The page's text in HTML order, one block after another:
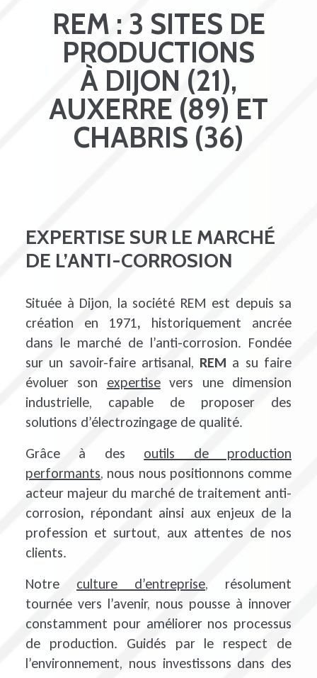
REM : 3 SITES DE
PRODUCTIONS
À DIJON (21),
AUXERRE (89) ET
CHABRIS (36)
EXPERTISE SUR LE MARCHÉ
DE L’ANTI-CORROSION
Située à Dijon, la société REM est depuis sa
création en 1971, historiquement ancrée
dans le marché de l’anti-corrosion. Fondée
sur un savoir-faire artisanal, REM a su faire
évoluer son expertisevers une dimension
industrielle, capable de proposer des
solutions d’électrozingage de qualité.
Grâce à des outils de production
performants, nous nous positionnons comme
acteur majeur du marché de traitement anti-
corrosion, répondant ainsi aux enjeux de la
profession et surtout, aux attentes de nos
clients.
Notre culture d’entreprise, résolument
tournée vers l’avenir, nous pousse à innover
constamment pour améliorer nos processus
de production. Guidés par le respect de
l’environnement, nous investissons dans des